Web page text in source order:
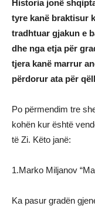
Historia jonë
tyre kanë braktisur
tradhtuar gjakun e
dhe nga etja për
tjera kanë marrur
përdorur ata për
Po përmendim tre
kohën kur është
të Zi. Këto janë:
1.Marko Miljanov
Ka pasur gradën